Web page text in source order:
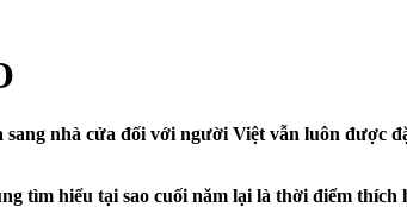
nhà cửa đối với người Việt vẫn luôn được
tìm hiểu tại sao cuối năm lại là thời điểm thích